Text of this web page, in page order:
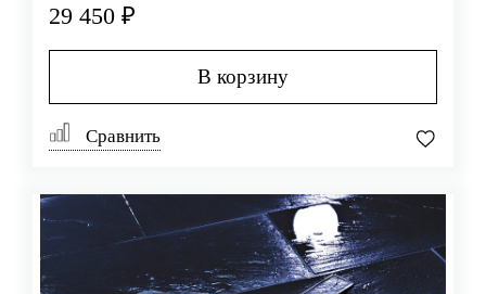
29 450 ₽
В корзину
Сравнить